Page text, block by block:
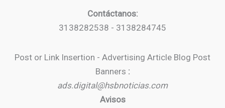
Contáctanos:
3138282538 - 3138284745
Post or Link Insertion - Advertising Article Blog Post
Banners :
ads.digital@hsbnoticias.com
Avisos